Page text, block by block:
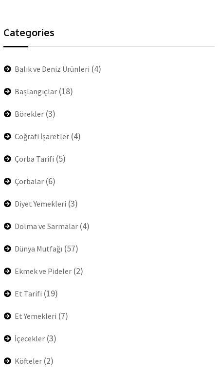
Categories
Balık ve Deniz Ürünleri (4)
Başlangıçlar (18)
Börekler (3)
Coğrafi İşaretler (4)
Çorba Tarifi (5)
Çorbalar (6)
Diyet Yemekleri (3)
Dolma ve Sarmalar (4)
Dünya Mutfağı (57)
Ekmek ve Pideler (2)
Et Tarifi (19)
Et Yemekleri (7)
İçecekler (3)
Köfteler (2)